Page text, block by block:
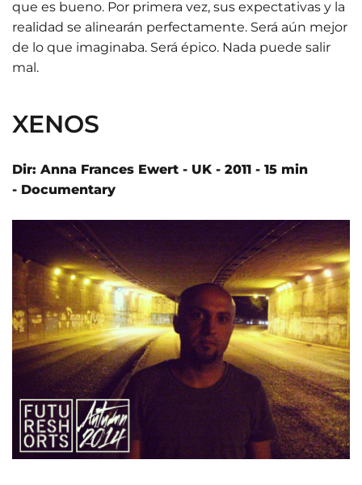
que es bueno. Por primera vez, sus expectativas y la
realidad se alinearán perfectamente. Será aún mejor
de lo que imaginaba. Será épico. Nada puede salir
mal.
XENOS
Dir: Anna Frances Ewert - UK - 2011 - 15 min
- Documentary